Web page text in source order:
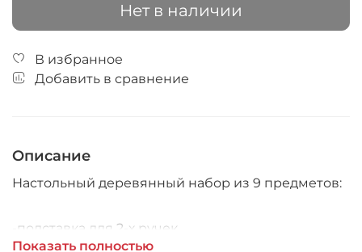
Нет в наличии
В избранное
Добавить в сравнение
Описание
Настольный деревянный набор из 9 предметов:
-подставка для 2-х ручек
Показать полностью